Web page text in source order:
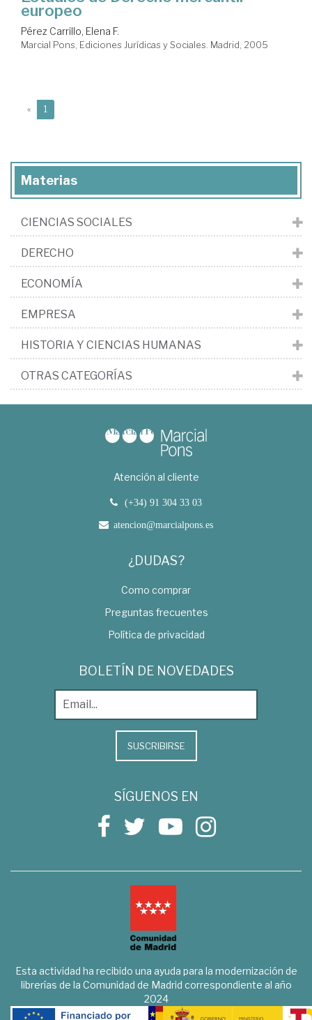
europeo
Pérez Carrillo, Elena F.
Marcial Pons, Ediciones Jurídicas y Sociales. Madrid, 2005
« 1
Materias
CIENCIAS SOCIALES
DERECHO
ECONOMÍA
EMPRESA
HISTORIA Y CIENCIAS HUMANAS
OTRAS CATEGORÍAS
Atención al cliente
(+34) 91 304 33 03
atencion@marcialpons.es
¿DUDAS?
Como comprar
Preguntas frecuentes
Política de privacidad
BOLETÍN DE NOVEDADES
SUSCRIBIRSE
SÍGUENOS EN
Esta actividad ha recibido una ayuda para la modernización de
librerías de la Comunidad de Madrid correspondiente al año
2024